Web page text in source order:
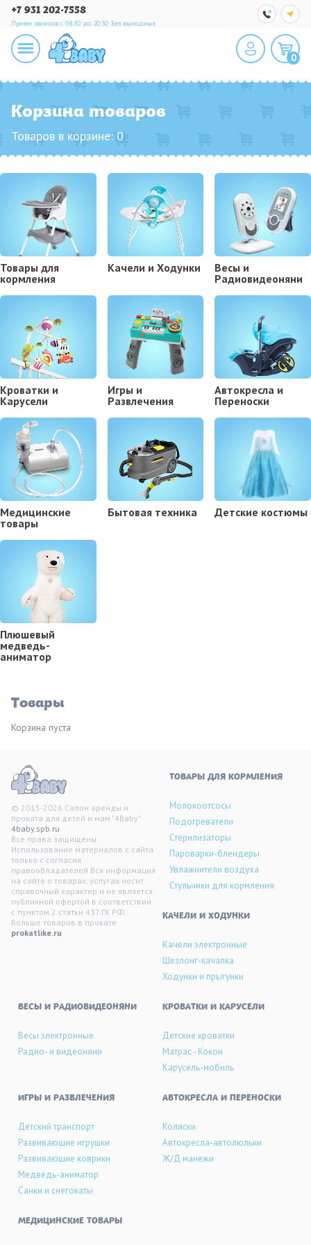
+7 931 202-7558
Приём звонков с 08:30 до 20:30 Без выходных
0
Корзина товаров
Товаров в корзине: 0
Товары для
кормления
Kачели и Ходунки
Весы и
Радиовидеоняни
Кроватки и
Карусели
Игры и
Развлечения
Автокресла и
Переноски
Медицинские
товары
Бытовая техника Детские костюмы
Плюшевый
медведь-
аниматор
Товары
Корзина пуста
© 2015-2026 Салон аренды и
проката для детей и мам "4Baby"
4baby.spb.ru
Все права защищены.
Использование материалов с сайта
только с согласия
правообладателей Вся информация
на сайте о товарах, услугах носит
справочный характер и не является
публичной офертой в соответствии
с пунктом 2 статьи 437 ГК РФ. .
Больше товаров в прокате
prokatlike.ru
ТОВАРЫ ДЛЯ КОРМЛЕНИЯ
Молокоотсосы
Подогреватели
Стерилизаторы
Пароварки-блендеры
Увлажнители воздуха
Стульчики для кормления
KАЧЕЛИ И ХОДУНКИ
Качели электронные
Шезлонг-качалка
Ходунки и прыгунки
ВЕСЫ И РАДИОВИДЕОНЯНИ
Весы электронные
Радио- и видеоняни
КРОВАТКИ И КАРУСЕЛИ
Детские кроватки
Матрас - Кокон
Карусель-мобиль
ИГРЫ И РАЗВЛЕЧЕНИЯ
Детский транспорт
Развивающие игрушки
Развивающие коврики
Медведь-аниматор
Санки и снегокаты
АВТОКРЕСЛА И ПЕРЕНОСКИ
Коляски
Автокресла-автолюльки
Ж/Д манежи
МЕДИЦИНСКИЕ ТОВАРЫ